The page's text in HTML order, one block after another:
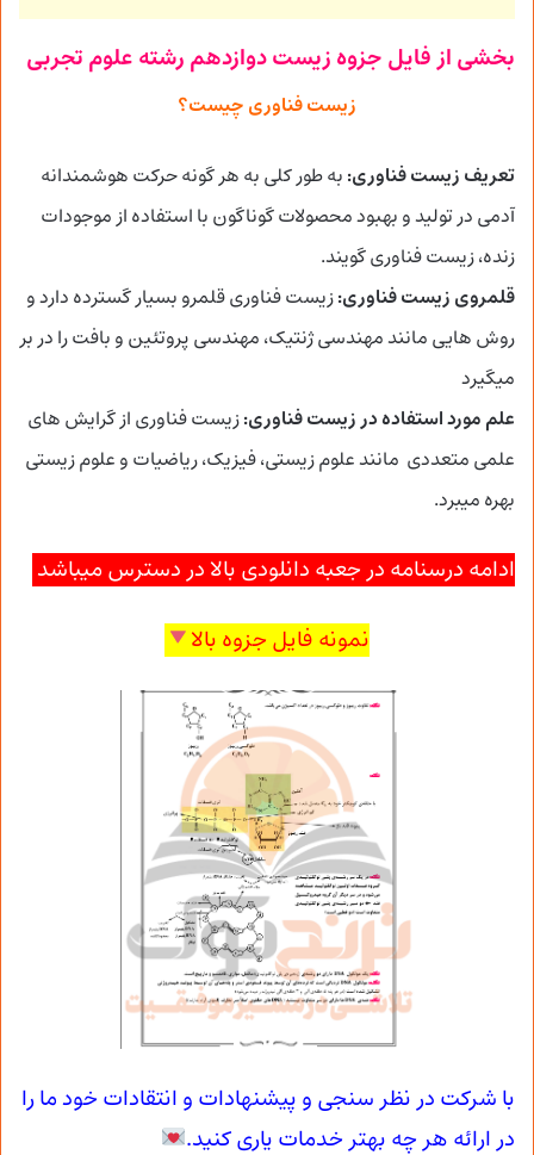
بخشی از فایل جزوه زیست دوازدهم رشته علوم تجربی
زیست فناوری چیست؟
تعریف زیست فناوری: به طور کلی به هر گونه حرکت هوشمندانه
آدمی در تولید و بهبود محصولات گوناگون با استفاده از موجودات
زنده، زیست فناوری گویند.
قلمروی زیست فناوری:زیست فناوری قلمرو بسیار گسترده دارد و
روش هایی مانند مهندسی ژنتیک، مهندسی پروتئین و بافت را در بر
میگیرد
علم مورد استفاده در زیست فناوری:زیست فناوری از گرایش های
علمی متعددی مانند علوم زیستی، فیزیک، ریاضیات و علوم زیستی
بهره میبرد.
ادامه درسنامه در جعبه دانلودی بالا در دسترس میباشد
نمونه فایل جزوه بالا
با شرکت در نظر سنجی و پیشنهادات و انتقادات خود ما را
در ارائه هر چه بهتر خدمات یاری کنید.